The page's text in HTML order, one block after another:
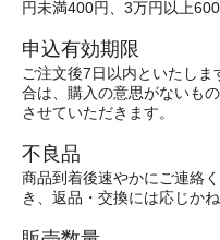
円未満400円、3万円以上
申込有効期限
ご注文後7日以内といたし
合は、購入の意思がないも
させていただきます。
不良品
商品到着後速やかにご連絡
き、返品・交換には応じか